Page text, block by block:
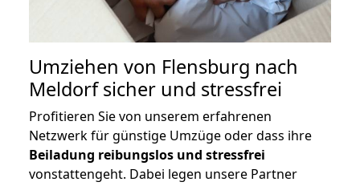
Umziehen von Flensburg nach
Meldorfsicher und stressfrei
Profitieren Sie von unserem erfahrenen
Netzwerk für günstige Umzüge oder dass ihre
Beiladung reibungslos und stressfrei
vonstattengeht. Dabei legen unsere Partner